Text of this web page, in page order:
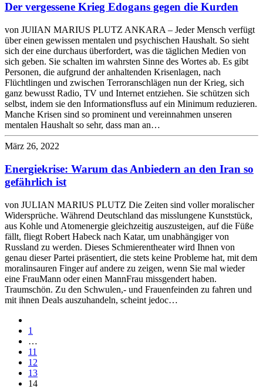
Der vergessene Krieg Edogans gegen die Kurden
von JUlIAN MARIUS PLUTZ ANKARA – Jeder Mensch verfügt
über einen gewissen mentalen und psychischen Haushalt. So sieht
sich der eine durchaus überfordert, was die täglichen Medien von
sich geben. Sie schalten im wahrsten Sinne des Wortes ab. Es gibt
Personen, die aufgrund der anhaltenden Krisenlagen, nach
Flüchtlingen und zwischen Terroranschlägen nun der Krieg, sich
ganz bewusst Radio, TV und Internet entziehen. Sie schützen sich
selbst, indem sie den Informationsfluss auf ein Minimum reduzieren.
Manche Krisen sind so prominent und vereinnahmen unseren
mentalen Haushalt so sehr, dass man an…
März 26, 2022
Energiekrise: Warum das Anbiedern an den Iran so
gefährlich ist
von JULIAN MARIUS PLUTZ Die Zeiten sind voller moralischer
Widersprüche. Während Deutschland das misslungene Kunststück,
aus Kohle und Atomenergie gleichzeitig auszusteigen, auf die Füße
fällt, fliegt Robert Habeck nach Katar, um unabhängiger von
Russland zu werden. Dieses Schmierentheater wird Ihnen von
genau dieser Partei präsentiert, die stets keine Probleme hat, mit dem
moralinsauren Finger auf andere zu zeigen, wenn Sie mal wieder
eine FrauMann oder einen MannFrau missgendert haben.
Traumschön. Zu den Schwulen,- und Frauenfeinden zu fahren und
mit ihnen Deals auszuhandeln, scheint jedoc…
1
…
11
12
13
14